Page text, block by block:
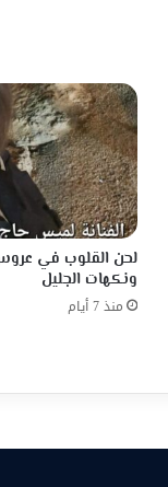
لحن القلوب في
ونكهات الجليل
منذ 7 أيام